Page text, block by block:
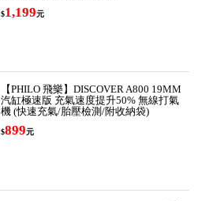
$1,199元
【PHILO 飛樂】DISCOVER A800 19MM
汽缸極速版 充氣速度提升50% 無線打氣
機 (快速充氣/胎壓檢測/附收納袋)
$899元